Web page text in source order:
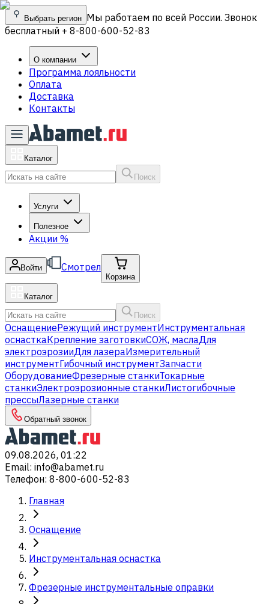
Выбрать регион Мы работаем по всей России. Звонок
бесплатный + 8-800-600-52-83
О компании
Программа лояльности
Оплата
Доставка
Контакты
Каталог
Поиск
Услуги
Полезное
Акции %
Войти Смотрел
Корзина
Каталог
Поиск
ОснащениеРежущий инструментИнструментальная
оснасткаКрепление заготовкиСОЖ, маслаДля
электроэрозииДля лазераИзмерительный
инструментГибочный инструментЗапчасти
ОборудованиеФрезерные станкиТокарные
станкиЭлектроэрозионные станкиЛистогибочные
прессыЛазерные станки
Обратный звонок
09.08.2026, 01:22
Email: info@abamet.ru
Телефон: 8-800-600-52-83
Главная
Оснащение
Инструментальная оснастка
Фрезерные инструментальные оправки